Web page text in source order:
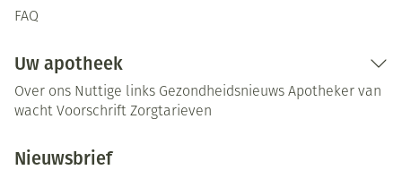
FAQ
Uw apotheek
Over ons Nuttige links Gezondheidsnieuws Apotheker van
wacht Voorschrift Zorgtarieven
Nieuwsbrief